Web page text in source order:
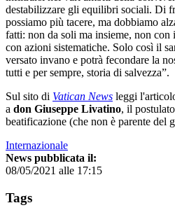
destabilizzare gli equilibri sociali. Di
possiamo più tacere, ma dobbiamo
fatti: non da soli ma insieme, non con
con azioni sistematiche. Solo così il
versato invano e potrà fecondare la
tutti e per sempre, storia di salvezza”.
Sul sito di Vatican News leggi
a don Giuseppe Livatino, il
beatificazione (che non è parente del
Internazionale
News pubblicata il:
08/05/2021 alle 17:15
Tags